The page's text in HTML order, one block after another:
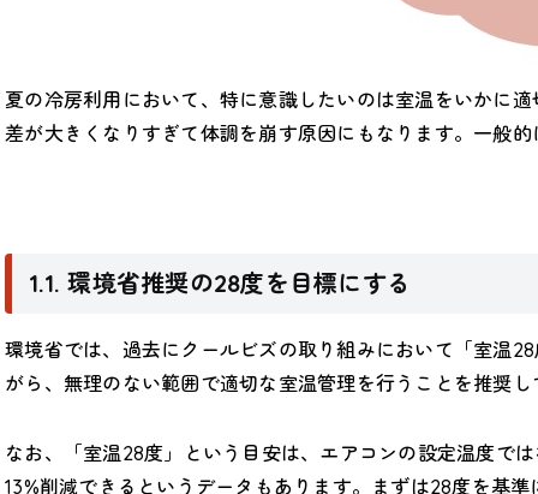
夏の冷房利用において、特に意識したいのは室温をいかに
差が大きくなりすぎて体調を崩す原因にもなります。一般
1.1. 環境省推奨の28度を目標にする
環境省では、過去にクールビズの取り組みにおいて「室温
がら、無理のない範囲で適切な室温管理を行うことを推奨し
なお、「室温28度」という目安は、エアコンの設定温度で
13%削減できるというデータもあります。まずは28度を基